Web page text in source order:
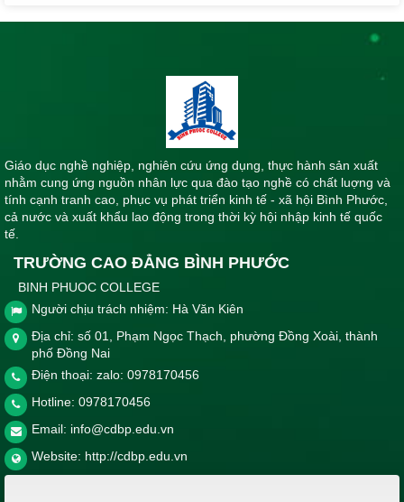
Giáo dục nghề nghiệp, nghiên cứu ứng dụng, thực hành sản xuất
nhằm cung ứng nguồn nhân lực qua đào tạo nghề có chất luợng và
tính cạnh tranh cao, phục vụ phát triển kinh tế - xã hội Bình Phước,
cả nước và xuất khẩu lao động trong thời kỳ hội nhập kinh tế quốc
tế.
TRƯỜNG CAO ĐẲNG BÌNH PHƯỚC
BINH PHUOC COLLEGE
Người chịu trách nhiệm: Hà Văn Kiên
Địa chỉ: số 01, Phạm Ngọc Thạch, phường Đồng Xoài, thành
phố Đồng Nai
Điện thoại: zalo: 0978170456
Hotline: 0978170456
Email: info@cdbp.edu.vn
Website: http://cdbp.edu.vn